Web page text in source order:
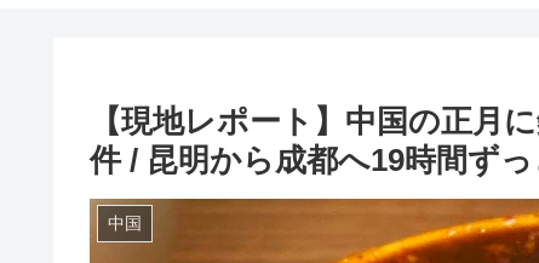
【現地レポート】中国の正月
件 / 昆明から成都へ19時間ず
中国